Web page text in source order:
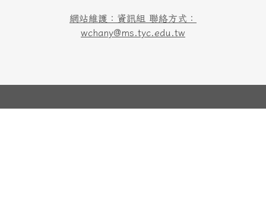
網站維護：資訊組 聯絡方式：
wchany@ms.tyc.edu.tw